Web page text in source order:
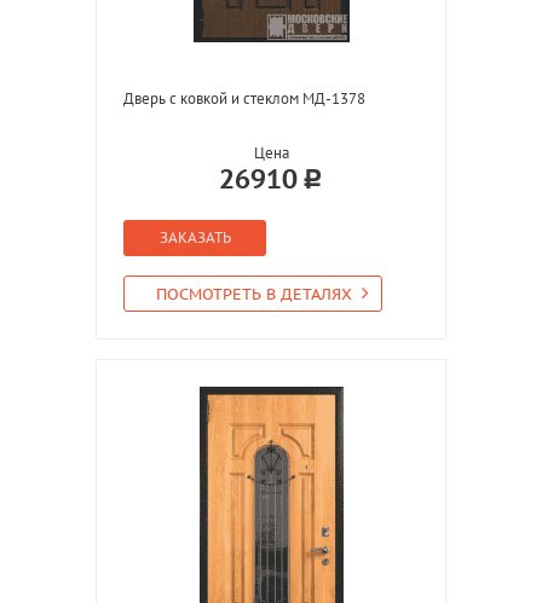
Дверь с ковкой и стеклом МД-1378
Цена
26910
ЗАКАЗАТЬ
ПОСМОТРЕТЬ В ДЕТАЛЯХ